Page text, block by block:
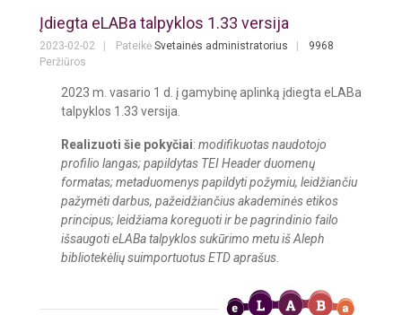
Įdiegta eLABa talpyklos 1.33 versija
2023-02-02 Pateikė Svetainės administratorius
9968
Peržiūros
2023 m. vasario 1 d. į gamybinę aplinką įdiegta eLABa
talpyklos 1.33 versija.
Realizuoti šie pokyčiai: modifikuotas naudotojo
profilio langas; papildytas TEI Header duomenų
formatas; metaduomenys papildyti požymiu, leidžiančiu
pažymėti darbus, pažeidžiančius akademinės etikos
principus; leidžiama koreguoti ir be pagrindinio failo
išsaugoti eLABa talpyklos sukūrimo metu iš Aleph
bibliotekėlių suimportuotus ETD aprašus.